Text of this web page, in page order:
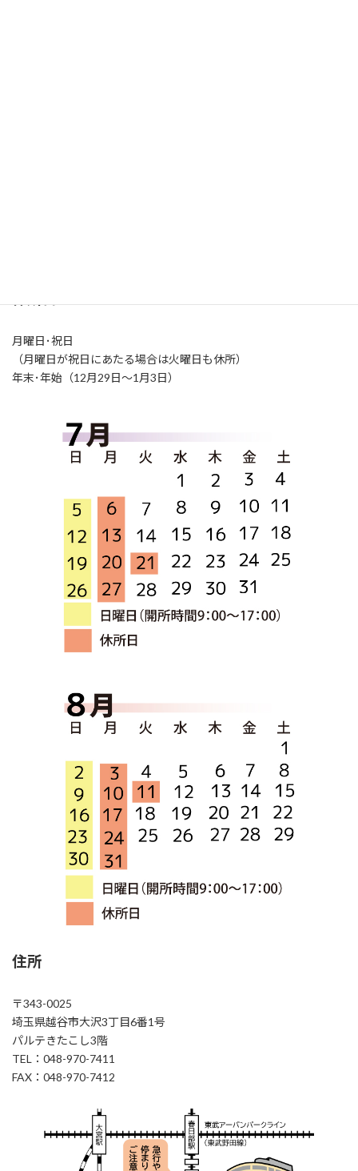
月曜日･祝日
（月曜日が祝日にあたる場合は火曜日も休所）
年末･年始（12月29日～1月3日）
住所
〒343-0025
埼玉県越谷市大沢3丁目6番1号
パルテきたこし3階
TEL：048-970-7411
FAX：048-970-7412